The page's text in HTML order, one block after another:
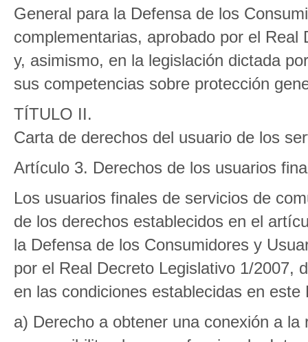
General para la Defensa de los
complementarias, aprobado por el
y, asimismo, en la legislación dictada
sus competencias sobre protección
TÍTULO II.
Carta de derechos del usuario de los
Artículo 3. Derechos de los usuarios
Los usuarios finales de servicios de
de los derechos establecidos en el
la Defensa de los Consumidores y
por el Real Decreto Legislativo 1/2007,
en las condiciones establecidas en este
a) Derecho a obtener una conexión a